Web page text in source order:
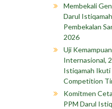
Membekali
Darul
Pembekalan
2026
Uji
Internasional,
Istiqamah Ikuti
Competition
Komitmen
PPM Darul